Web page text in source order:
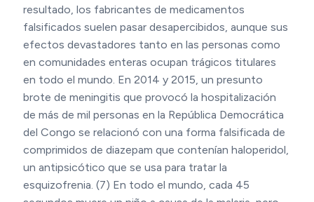
resultado, los fabricantes de medicamentos
falsificados suelen pasar desapercibidos, aunque sus
efectos devastadores tanto en las personas como
en comunidades enteras ocupan trágicos titulares
en todo el mundo. En 2014 y 2015, un presunto
brote de meningitis que provocó la hospitalización
de más de mil personas en la República Democrática
del Congo se relacionó con una forma falsificada de
comprimidos de diazepam que contenían haloperidol,
un antipsicótico que se usa para tratar la
esquizofrenia. (7) En todo el mundo, cada 45